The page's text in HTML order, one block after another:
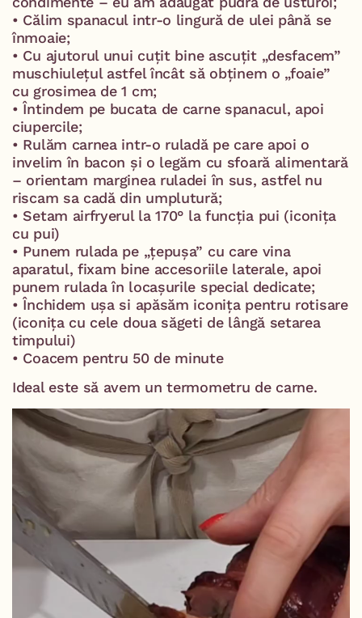
• Călim spanacul intr-o lingură de ulei până se
înmoaie;
• Cu ajutorul unui cuțit bine ascuțit „desfacem”
muschiulețul astfel încât să obținem o „foaie”
cu grosimea de 1 cm;
• Întindem pe bucata de carne spanacul, apoi
ciupercile;
• Rulăm carnea intr-o ruladă pe care apoi o
invelim în bacon și o legăm cu sfoară alimentară
– orientam marginea ruladei în sus, astfel nu
riscam sa cadă din umplutură;
• Setam airfryerul la 170° la funcția pui (iconița
cu pui)
• Punem rulada pe „țepușa” cu care vina
aparatul, fixam bine accesoriile laterale, apoi
punem rulada în locașurile special dedicate;
• Închidem ușa si apăsăm iconița pentru rotisare
(iconița cu cele doua săgeti de lângă setarea
timpului)
• Coacem pentru 50 de minute
Ideal este să avem un termometru de carne.